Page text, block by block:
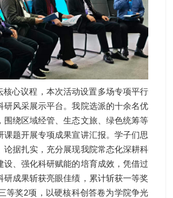
核心议程，本次活动设置多场专项平行
研风采展示平台。我院选派的十余名优
围绕区域经管、生态文旅、绿色统筹等
课题开展专项成果宣讲汇报。学子们思
论据扎实，充分展现我院常态化深耕科
设、强化科研赋能的培育成效，凭借过
研成果斩获亮眼佳绩，累计斩获一等奖
等奖2项，以硬核科创答卷为学院争光